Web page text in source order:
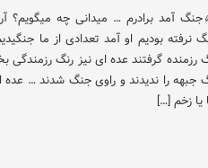
آمد برادرم … میدانی چه میگویم؟
نرفته بودیم او آمد تعدادی از ما
رزمنده گرفتند عده ای نیز رنگ رزمندگی
جبهه را ندیدند و راوی جنگ شدند … عده
یا زخم […]